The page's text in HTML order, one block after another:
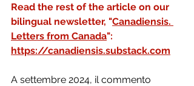
Read the rest of the article on our
bilingual newsletter, "Canadiensis.
Letters from Canada":
https://canadiensis.substack.com
A settembre 2024, il commento